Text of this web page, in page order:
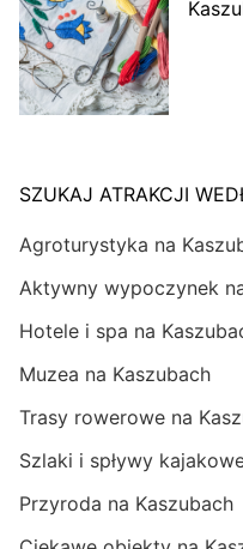
SZUKAJ ATRAKCJI
Agroturystyka na
Aktywny wypoczynek
Hotele i spa na
Muzea na Kaszubach
Trasy rowerowe na
Szlaki i spływy
Przyroda na Kaszubach